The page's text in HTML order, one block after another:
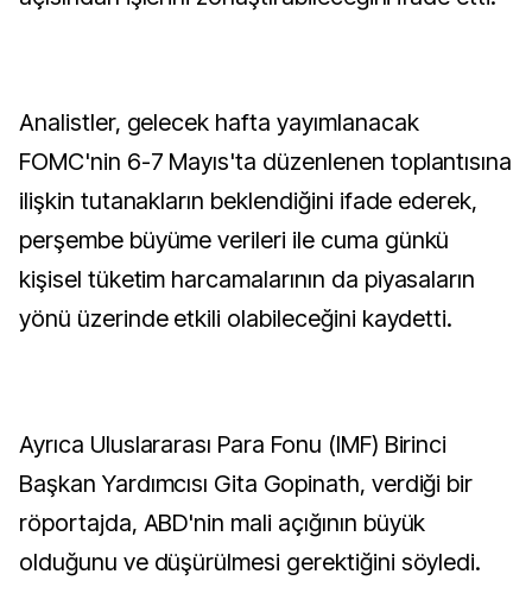
Analistler, gelecek hafta yayımlanacak
FOMC'nin 6-7 Mayıs'ta düzenlenen toplantısına
ilişkin tutanakların beklendiğini ifade ederek,
perşembe büyüme verileri ile cuma günkü
kişisel tüketim harcamalarının da piyasaların
yönü üzerinde etkili olabileceğini kaydetti.
Ayrıca Uluslararası Para Fonu (IMF) Birinci
Başkan Yardımcısı Gita Gopinath, verdiği bir
röportajda, ABD'nin mali açığının büyük
olduğunu ve düşürülmesi gerektiğini söyledi.